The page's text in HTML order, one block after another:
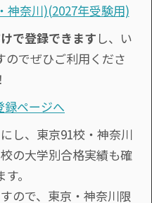
神奈川)(2027年受験用)
で登録できます し、い
のでぜひご利用くださ
録ページへ
し、東京91校・神奈川
の大学別合格実績も確
。
ので、東京・神奈川限